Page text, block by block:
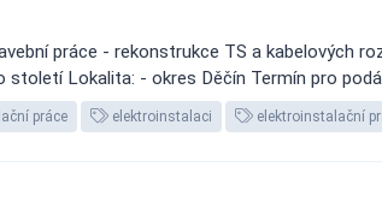
práce - rekonstrukce TS a kabelových
Lokalita: - okres Děčín Termín pro
práce elektroinstalaci elektroinstalační